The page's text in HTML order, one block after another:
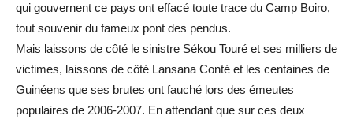
qui gouvernent ce pays ont effacé toute trace du Camp Boiro,
tout souvenir du fameux pont des pendus.
Mais laissons de côté le sinistre Sékou Touré et ses milliers de
victimes, laissons de côté Lansana Conté et les centaines de
Guinéens que ses brutes ont fauché lors des émeutes
populaires de 2006-2007. En attendant que sur ces deux